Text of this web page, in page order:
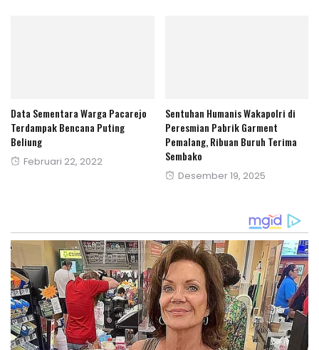
Data Sementara Warga Pacarejo
Terdampak Bencana Puting
Beliung
Posted
Februari 22, 2022
Sentuhan Humanis Wakapolri di
Peresmian Pabrik Garment
Pemalang, Ribuan Buruh Terima
Sembako
Posted
Desember 19, 2025